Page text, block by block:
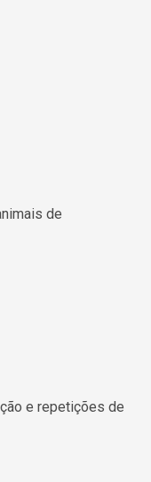
de
e repetições de